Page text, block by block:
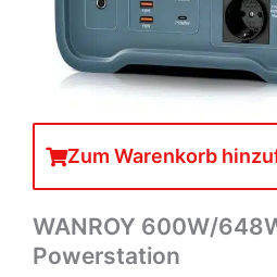
Zum Warenkorb
WANROY 600W/
Powerstation